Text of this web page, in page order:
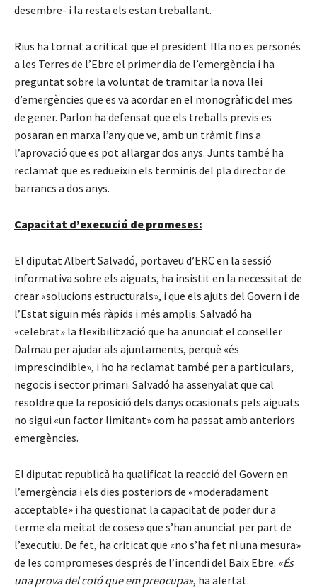
desembre- i la resta els estan treballant.
Rius ha tornat a criticat que el president Illa no es personés
a les Terres de l’Ebre el primer dia de l’emergència i ha
preguntat sobre la voluntat de tramitar la nova llei
d’emergències que es va acordar en el monogràfic del mes
de gener. Parlon ha defensat que els treballs previs es
posaran en marxa l’any que ve, amb un tràmit fins a
l’aprovació que es pot allargar dos anys. Junts també ha
reclamat que es redueixin els terminis del pla director de
barrancs a dos anys.
Capacitat d’execució de promeses:
El diputat Albert Salvadó, portaveu d’ERC en la sessió
informativa sobre els aiguats, ha insistit en la necessitat de
crear «solucions estructurals», i que els ajuts del Govern i de
l’Estat siguin més ràpids i més amplis. Salvadó ha
«celebrat» la flexibilització que ha anunciat el conseller
Dalmau per ajudar als ajuntaments, perquè «és
imprescindible», i ho ha reclamat també per a particulars,
negocis i sector primari. Salvadó ha assenyalat que cal
resoldre que la reposició dels danys ocasionats pels aiguats
no sigui «un factor limitant» com ha passat amb anteriors
emergències.
El diputat republicà ha qualificat la reacció del Govern en
l’emergència i els dies posteriors de «moderadament
acceptable» i ha qüestionat la capacitat de poder dur a
terme «la meitat de coses» que s’han anunciat per part de
l’executiu. De fet, ha criticat que «no s’ha fet ni una mesura»
de les compromeses després de l’incendi del Baix Ebre. «És
una prova del cotó que em preocupa», ha alertat.